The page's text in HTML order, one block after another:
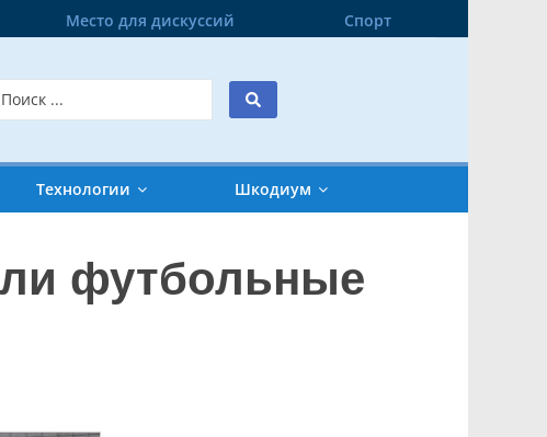
Место для дискуссий Спорт
Технологии Шкодиум
футбольные